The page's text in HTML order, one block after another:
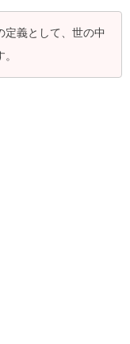
定義として、世の中